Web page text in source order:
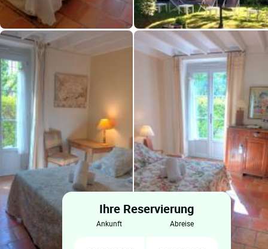
Ihre Reservierung
ankunft abreise